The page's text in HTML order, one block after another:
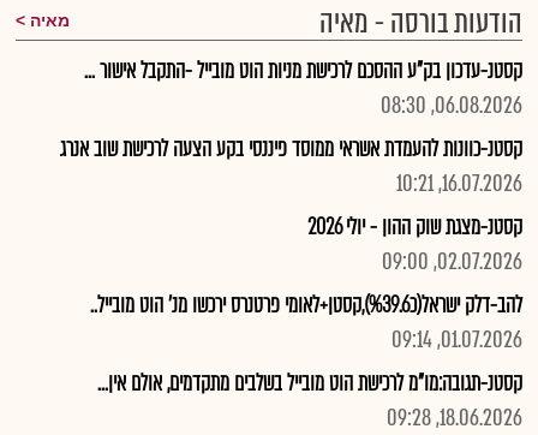
הודעות בורסה - מאיה מאיה
קסטנ-עדכון בק"ע ההסכם לרכישת מניות הוט מובייל -התקבל אישור ...
06.08.2026, 08:30
קסטנ-כוונות להעמדת אשראי ממוסד פיננסי בקע הצעה לרכישת שוב אנרג
16.07.2026, 10:21
קסטנ-מצגת שוק ההון - יולי 2026
02.07.2026, 09:00
להב-דלק ישראל(כ%39.6),קסטן+לאומי פרטנרס ירכשו מנ' הוט מובייל..
01.07.2026, 09:14
קסטנ-תגובה:מו"מ לרכישת הוט מובייל בשלבים מתקדמים, אולם אין...
18.06.2026, 09:28